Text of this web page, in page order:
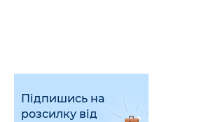
Підпишись на
розсилку від